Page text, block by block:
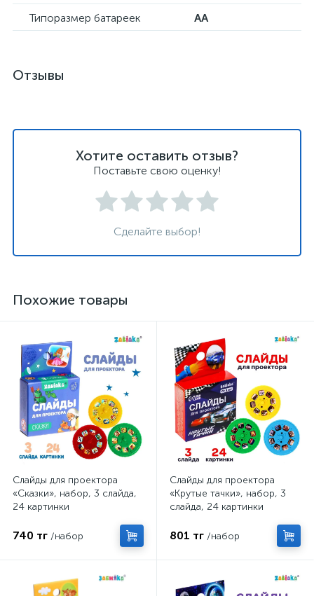
Типоразмер батареек AA
Отзывы
Хотите оставить отзыв?
Поставьте свою оценку!
Сделайте выбор!
Похожие товары
Слайды для проектора
«Сказки», набор, 3 слайда,
24 картинки
740 тг /набор
Слайды для проектора
«Крутые тачки», набор, 3
слайда, 24 картинки
801 тг /набор